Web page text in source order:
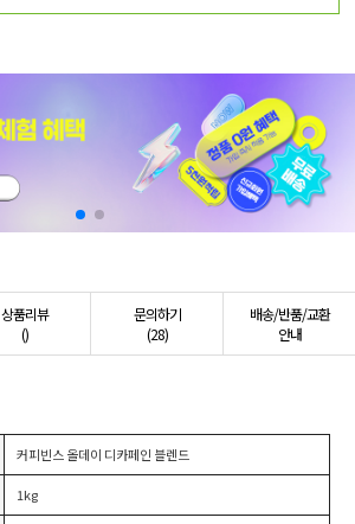
상품리뷰
()
문의하기
(28)
배송/반품/교환
안내
커피빈스 올데이 디카페인 블렌드
1kg